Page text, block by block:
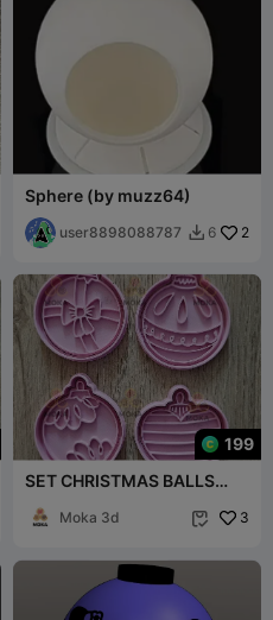
Sphere (by muzz64)
user8898088787  6 2
199
SET CHRISTMAS BALLS
X4
Moka 3d  3